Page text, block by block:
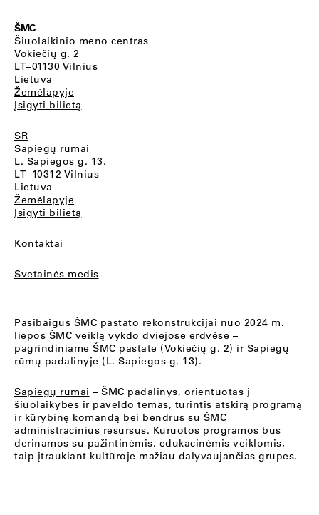
ŠMC
Šiuolaikinio meno centras
Vokiečių g. 2
LT–01130 Vilnius
Lietuva
Žemėlapyje
Įsigyti bilietą
SR
Sapiegų rūmai
L. Sapiegos g. 13,
LT–10312 Vilnius
Lietuva
Žemėlapyje
Įsigyti bilietą
Kontaktai
Svetainės medis
Pasibaigus ŠMC pastato rekonstrukcijai nuo 2024 m.
liepos ŠMC veiklą vykdo dviejose erdvėse –
pagrindiniame ŠMC pastate (Vokiečių g. 2) ir Sapiegų
rūmų padalinyje (L. Sapiegos g. 13).
Sapiegų rūmai – ŠMC padalinys, orientuotas į
šiuolaikybės ir paveldo temas, turintis atskirą programą
ir kūrybinę komandą bei bendrus su ŠMC
administracinius resursus. Kuruotos programos bus
derinamos su pažintinėmis, edukacinėmis veiklomis,
taip įtraukiant kultūroje mažiau dalyvaujančias grupes.